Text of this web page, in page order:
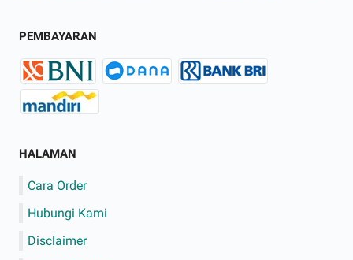
PEMBAYARAN
HALAMAN
Cara Order
Hubungi Kami
Disclaimer